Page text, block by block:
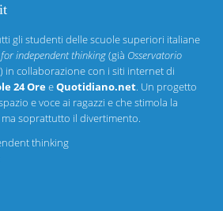
gli studenti delle scuole superiori italiane
independent thinking(già Osservatorio
) in collaborazione con i siti internet di
24 OreeQuotidiano.net. Un progetto
e voce ai ragazzi e che stimola la
soprattutto il divertimento.
thinking